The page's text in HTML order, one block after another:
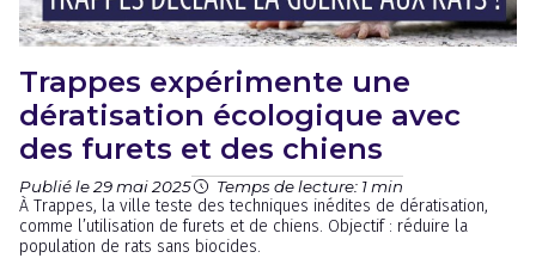
Trappes expérimente une
dératisation écologique avec
des furets et des chiens
Publié le 29 mai 2025 Temps de lecture: 1 min
À Trappes, la ville teste des techniques inédites de dératisation,
comme l’utilisation de furets et de chiens. Objectif : réduire la
population de rats sans biocides.